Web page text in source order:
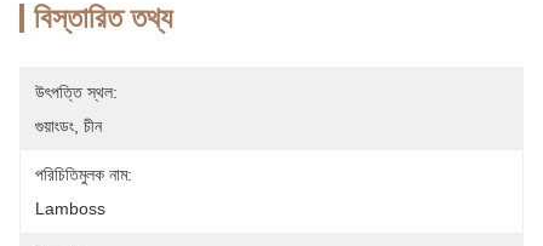
বিস্তারিত তথ্য
উৎপত্তি স্থল:
গুয়াংডং, চীন
পরিচিতিমুলক নাম:
Lamboss